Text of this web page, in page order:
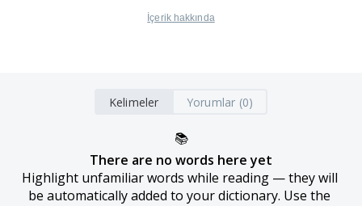
İçerik hakkında
Kelimeler Yorumlar (0)
📚
There are no words here yet
Highlight unfamiliar words while reading — they will
be automatically added to your dictionary. Use the